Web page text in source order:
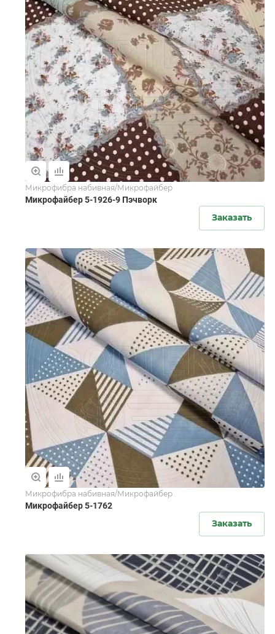
Микрофибра набивная/Микрофайбер
Микрофайбер 5-1926-9 Пэчворк
Заказать
Микрофибра набивная/Микрофайбер
Микрофайбер 5-1762
Заказать